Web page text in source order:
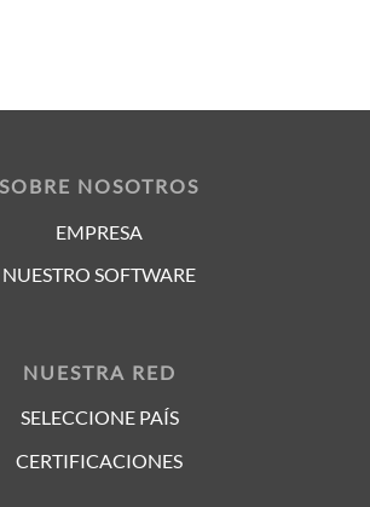
SOBRE NOSOTROS
EMPRESA
NUESTRO SOFTWARE
NUESTRA RED
SELECCIONE PAÍS
CERTIFICACIONES